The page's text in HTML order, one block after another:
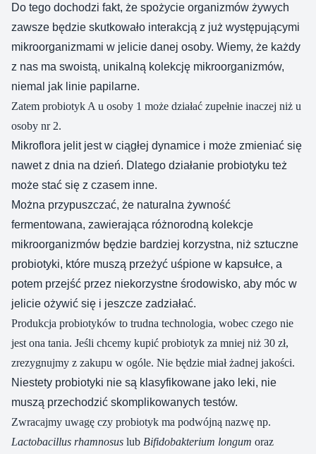
Do tego dochodzi fakt, że spożycie organizmów żywych
zawsze będzie skutkowało interakcją z już występującymi
mikroorganizmami w jelicie danej osoby. Wiemy, że każdy
z nas ma swoistą, unikalną kolekcję mikroorganizmów,
niemal jak linie papilarne.
Zatem probiotyk A u osoby 1 może działać zupełnie inaczej niż u
osoby nr 2.
Mikroflora jelit jest w ciągłej dynamice i może zmieniać się
nawet z dnia na dzień. Dlatego działanie probiotyku też
może stać się z czasem inne.
Można przypuszczać, że naturalna żywność
fermentowana, zawierająca różnorodną kolekcje
mikroorganizmów będzie bardziej korzystna, niż sztuczne
probiotyki, które muszą przeżyć uśpione w kapsułce, a
potem przejść przez niekorzystne środowisko, aby móc w
jelicie ożywić się i jeszcze zadziałać.
Produkcja probiotyków to trudna technologia, wobec czego nie
jest ona tania. Jeśli chcemy kupić probiotyk za mniej niż 30 zł,
zrezygnujmy z zakupu w ogóle. Nie będzie miał żadnej jakości.
Niestety probiotyki nie są klasyfikowane jako leki, nie
muszą przechodzić skomplikowanych testów.
Zwracajmy uwagę czy probiotyk ma podwójną nazwę np.
Lactobacillus rhamnosus lub Bifidobakterium longum oraz